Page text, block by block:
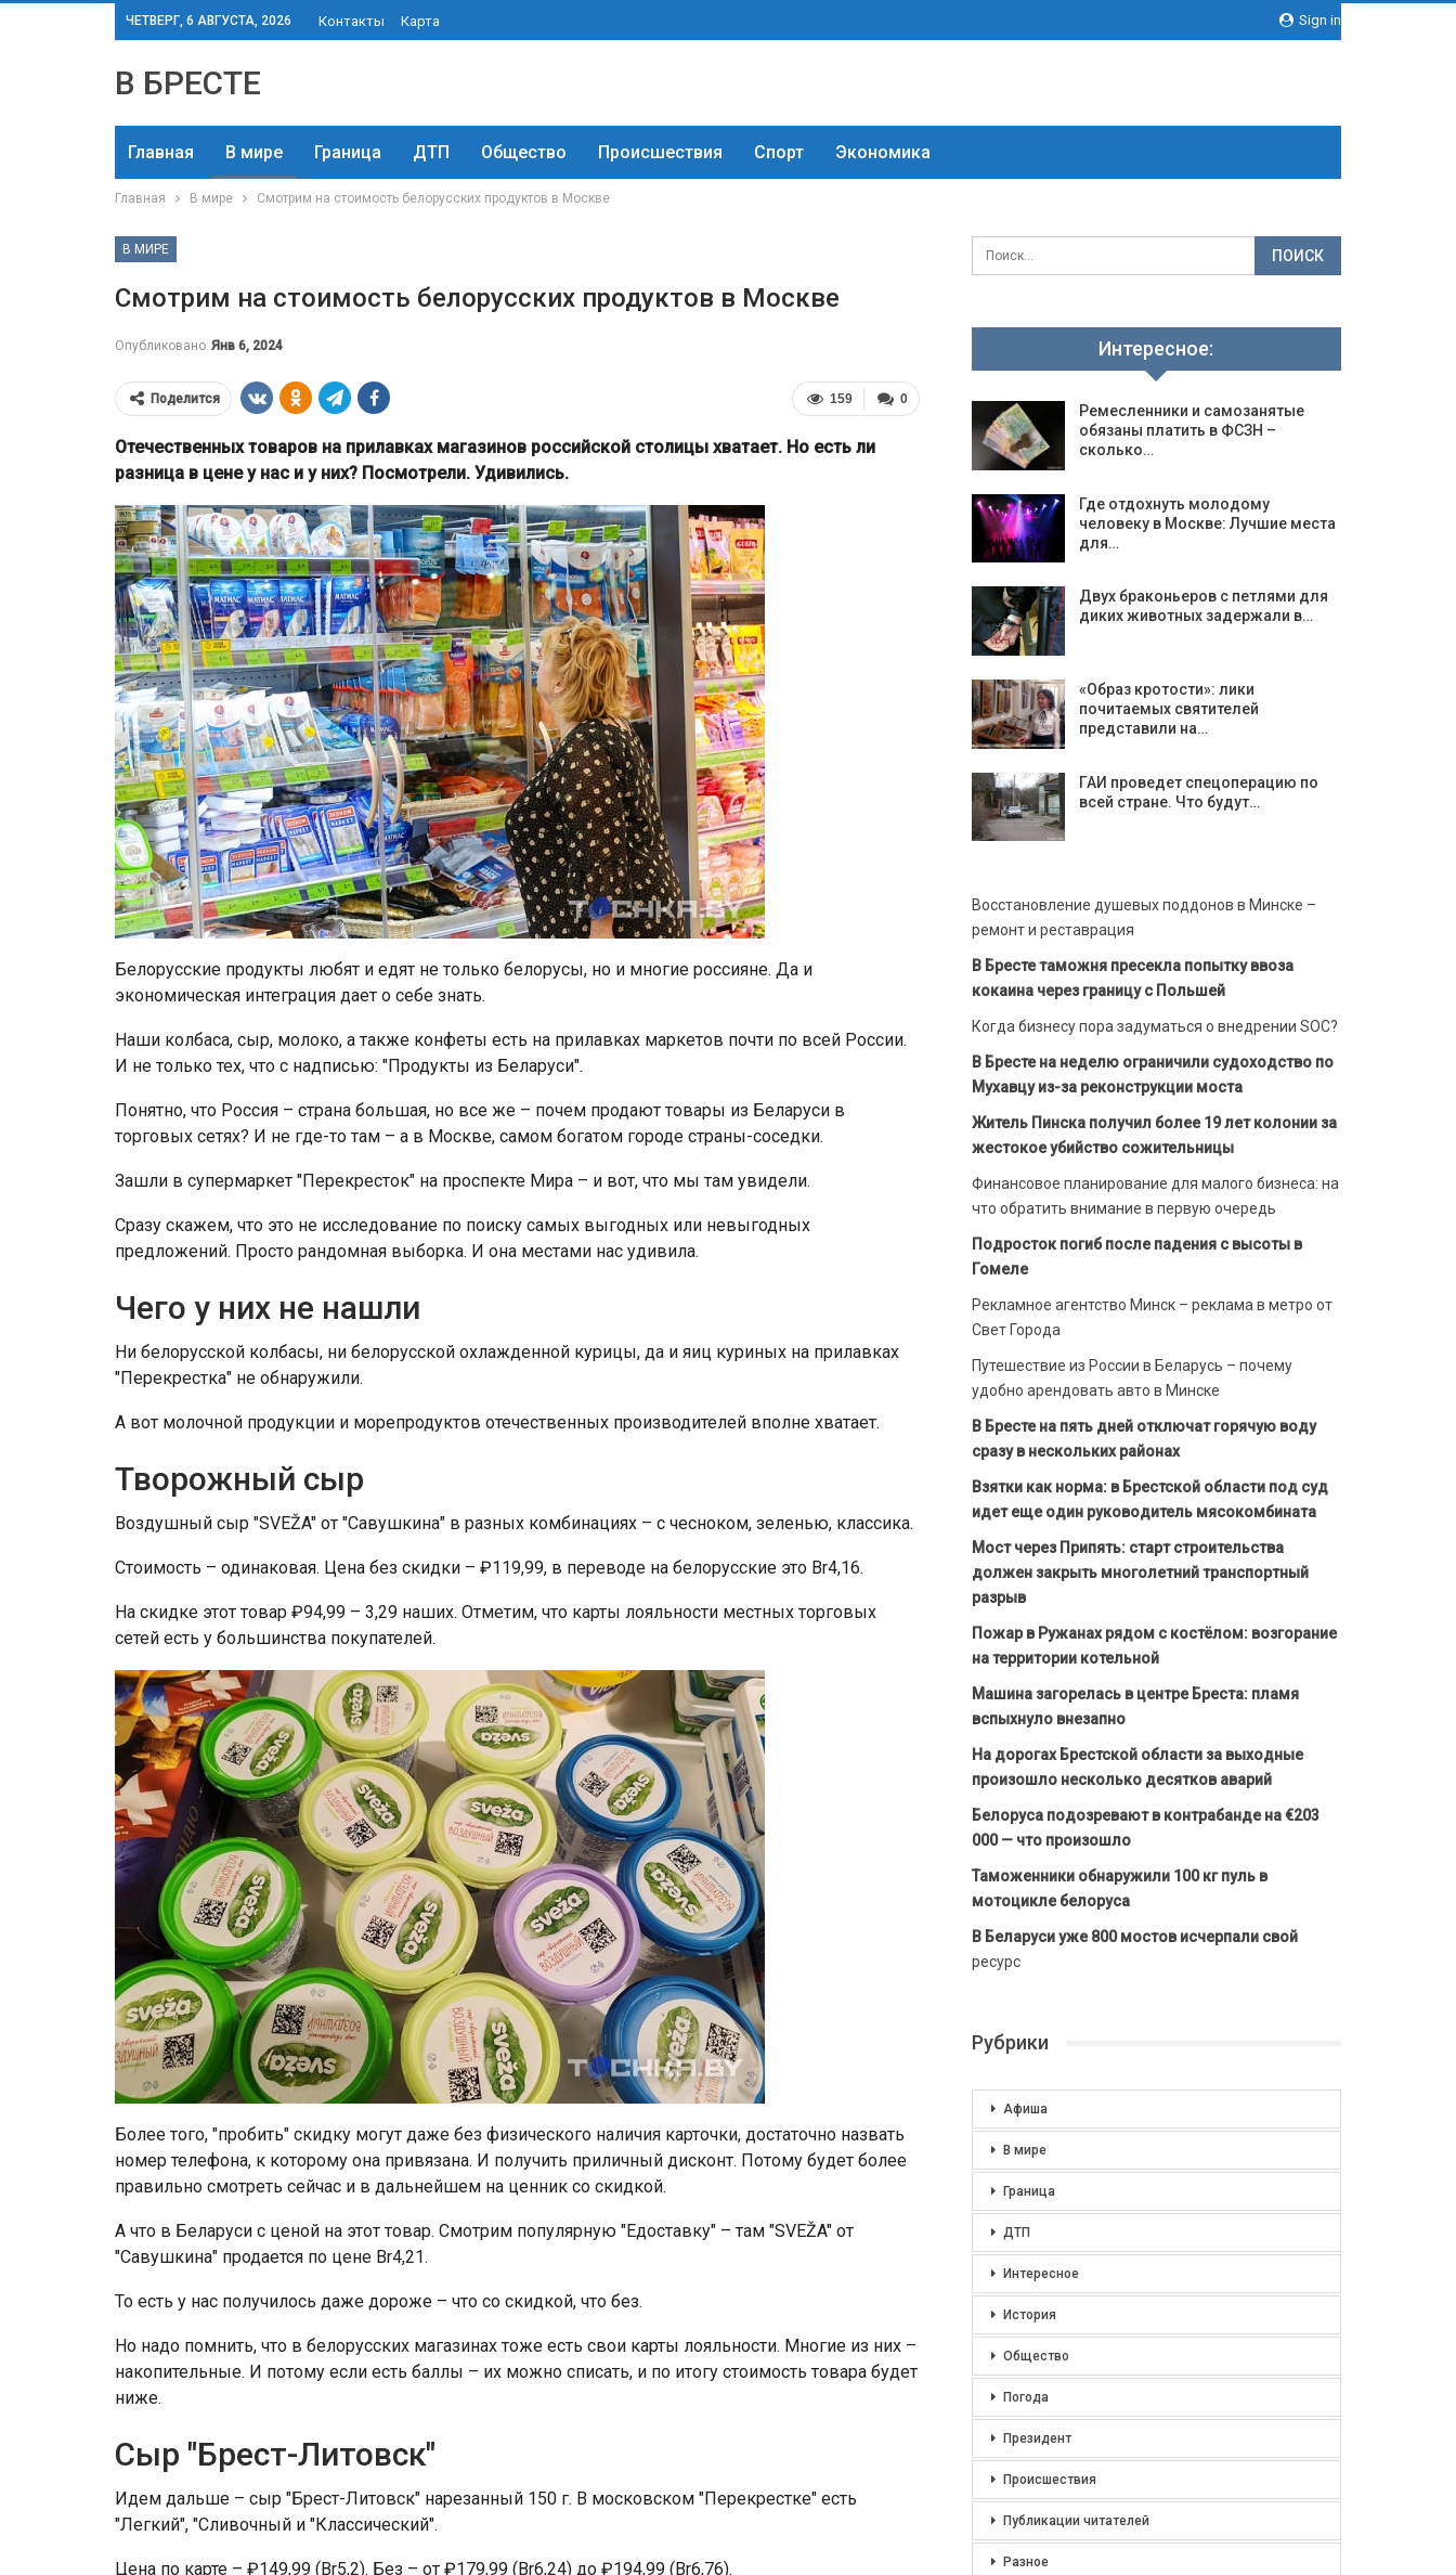
Sign in
ЧЕТВЕРГ, 6 АВГУСТА, 2026 Контакты Карта
В БРЕСТЕ
Главная В мире Граница ДТП Общество Происшествия Спорт Экономика
Главная В мире Смотрим на стоимость белорусских продуктов в Москве
В МИРЕ
Смотрим на стоимость белорусских продуктов в Москве
Опубликовано Янв 6, 2024
0
159
Поделится
Отечественных товаров на прилавках магазинов российской столицы хватает. Но есть ли
разница в цене у нас и у них? Посмотрели. Удивились.
Белорусские продукты любят и едят не только белорусы, но и многие россияне. Да и
экономическая интеграция дает о себе знать.
Наши колбаса, сыр, молоко, а также конфеты есть на прилавках маркетов почти по всей России.
И не только тех, что с надписью: "Продукты из Беларуси".
Понятно, что Россия – страна большая, но все же – почем продают товары из Беларуси в
торговых сетях? И не где-то там – а в Москве, самом богатом городе страны-соседки.
Зашли в супермаркет "Перекресток" на проспекте Мира – и вот, что мы там увидели.
Сразу скажем, что это не исследование по поиску самых выгодных или невыгодных
предложений. Просто рандомная выборка. И она местами нас удивила.
Чего у них не нашли
Ни белорусской колбасы, ни белорусской охлажденной курицы, да и яиц куриных на прилавках
"Перекрестка" не обнаружили.
А вот молочной продукции и морепродуктов отечественных производителей вполне хватает.
Творожный сыр
Воздушный сыр "SVEŽA" от "Савушкина" в разных комбинациях – с чесноком, зеленью, классика.
Стоимость – одинаковая. Цена без скидки – ₽119,99, в переводе на белорусские это Br4,16.
На скидке этот товар ₽94,99 – 3,29 наших. Отметим, что карты лояльности местных торговых
сетей есть у большинства покупателей.
Более того, "пробить" скидку могут даже без физического наличия карточки, достаточно назвать
номер телефона, к которому она привязана. И получить приличный дисконт. Потому будет более
правильно смотреть сейчас и в дальнейшем на ценник со скидкой.
А что в Беларуси с ценой на этот товар. Смотрим популярную "Едоставку" – там "SVEŽA" от
"Савушкина" продается по цене Br4,21.
То есть у нас получилось даже дороже – что со скидкой, что без.
Но надо помнить, что в белорусских магазинах тоже есть свои карты лояльности. Многие из них –
накопительные. И потому если есть баллы – их можно списать, и по итогу стоимость товара будет
ниже.
Сыр "Брест-Литовск"
Идем дальше – сыр "Брест-Литовск" нарезанный 150 г. В московском "Перекрестке" есть
"Легкий", "Сливочный и "Классический".
Цена по карте – ₽149,99 (Br5,2). Без – от ₽179,99 (Br6,24) до ₽194,99 (Br6,76).
Интересное:
Ремесленники и самозанятые
обязаны платить в ФСЗН –
сколько…
Где отдохнуть молодому
человеку в Москве: Лучшие места
для…
Двух браконьеров с петлями для
диких животных задержали в…
«Образ кротости»: лики
почитаемых святителей
представили на…
ГАИ проведет спецоперацию по
всей стране. Что будут…
Восстановление душевых поддонов в Минске –
ремонт и реставрация
В Бресте таможня пресекла попытку ввоза
кокаина через границу с Польшей
Когда бизнесу пора задуматься о внедрении SOC?
В Бресте на неделю ограничили судоходство по
Мухавцу из-за реконструкции моста
Житель Пинска получил более 19 лет колонии за
жестокое убийство сожительницы
Финансовое планирование для малого бизнеса: на
что обратить внимание в первую очередь
Подросток погиб после падения с высоты в
Гомеле
Рекламное агентство Минск – реклама в метро от
Свет Города
Путешествие из России в Беларусь – почему
удобно арендовать авто в Минске
В Бресте на пять дней отключат горячую воду
сразу в нескольких районах
Взятки как норма: в Брестской области под суд
идет еще один руководитель мясокомбината
Мост через Припять: старт строительства
должен закрыть многолетний транспортный
разрыв
Пожар в Ружанах рядом с костёлом: возгорание
на территории котельной
Машина загорелась в центре Бреста: пламя
вспыхнуло внезапно
На дорогах Брестской области за выходные
произошло несколько десятков аварий
Белоруса подозревают в контрабанде на €203
000 — что произошло
Таможенники обнаружили 100 кг пуль в
мотоцикле белоруса
В Беларуси уже 800 мостов исчерпали свой
ресурс
Рубрики
Афиша
В мире
Граница
ДТП
Интересное
История
Общество
Погода
Президент
Происшествия
Публикации читателей
Разное